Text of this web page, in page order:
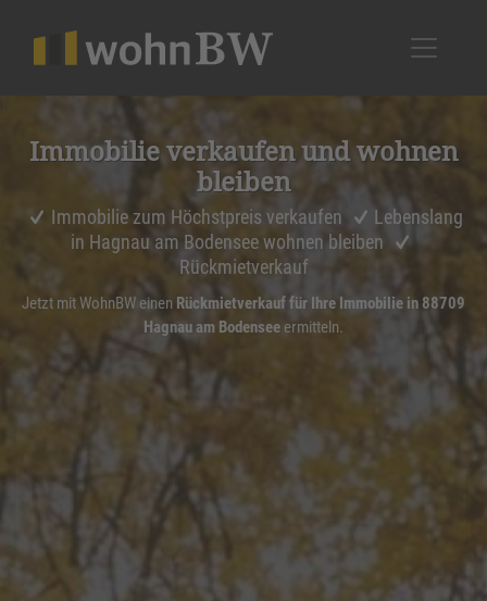
Immobilie verkaufen und wohnen
bleiben
Immobilie zum Höchstpreis verkaufen
Lebenslang
in Hagnau am Bodensee wohnen bleiben
Rückmietverkauf
Jetzt mit WohnBW einen Rückmietverkauf für Ihre Immobilie in 88709
Hagnau am Bodensee ermitteln.